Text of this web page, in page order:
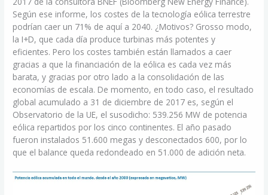
Según ese informe, los costes de la tecnología eólica terrestre
podrían caer un 71% de aquí a 2040. ¿Motivos? Grosso modo,
la I+D, que cada día produce turbinas más potentes y
eficientes. Pero los costes también están llamados a caer
gracias a que la financiación de la eólica es cada vez más
barata, y gracias por otro lado a la consolidación de las
economías de escala. De momento, en todo caso, el resultado
global acumulado a 31 de diciembre de 2017 es, según el
Observatorio de la UE, el susodicho: 539.256 MW de potencia
eólica repartidos por los cinco continentes. El año pasado
fueron instalados 51.600 megas y desconectados 600, por lo
que el balance queda redondeado en 51.000 de adición neta.